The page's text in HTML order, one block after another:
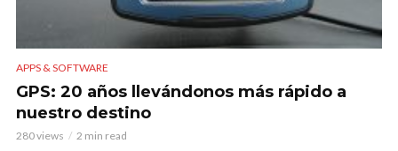
APPS & SOFTWARE
GPS: 20 años llevándonos más rápido a
nuestro destino
280 views 2 min read